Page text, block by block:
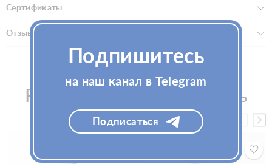
Сертификаты
Отзывы (0)
Рекомендуем посмотреть
Подпишитесь
на наш канал в Telegram
Подписаться